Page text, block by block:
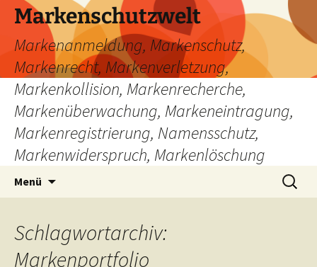
Zum
Inhalt
springen
Markenschutzwelt
Markenanmeldung, Markenschutz,
Markenrecht, Markenverletzung,
Markenkollision, Markenrecherche,
Markenüberwachung, Markeneintragung,
Markenregistrierung, Namensschutz,
Markenwiderspruch, Markenlöschung
Menü
Suchen
nach:
Schlagwortarchiv:
Markenportfolio